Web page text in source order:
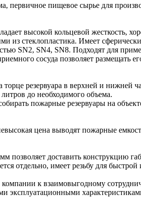
первичное пищевое сырье для
высокой кольцевой жесткость,
из стеклопластика. Имеет
SN2, SN4, SN8. Подходят для
сосуда позволяет размещать
резервуара в верхней и нижней
до необходимого объема.
пожарные резервуары на
цена выводят пожарные
доставить конструкцию
отдельно, имеет резьбу для
к взаимовыгодному